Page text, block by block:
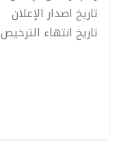
تاريخ اصدار الإعلان
تاريخ انتهاء الترخيص